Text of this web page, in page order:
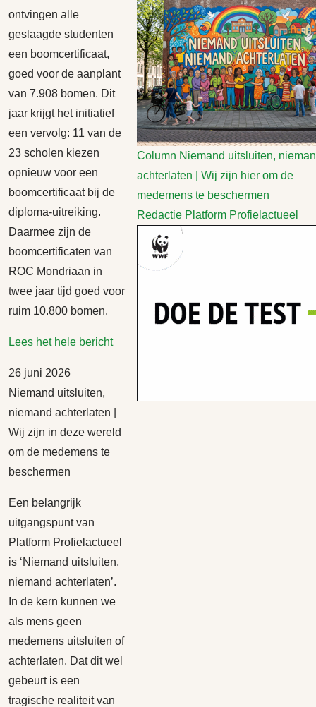
ontvingen alle
geslaagde studenten
een boomcertificaat,
goed voor de aanplant
van 7.908 bomen. Dit
jaar krijgt het initiatief
een vervolg: 11 van de
23 scholen kiezen
opnieuw voor een
boomcertificaat bij de
diploma-uitreiking.
Daarmee zijn de
boomcertificaten van
ROC Mondriaan in
twee jaar tijd goed voor
ruim 10.800 bomen.
Lees het hele bericht
26 juni 2026
Niemand uitsluiten,
niemand achterlaten |
Wij zijn in deze wereld
om de medemens te
beschermen
Een belangrijk
uitgangspunt van
Platform Profielactueel
is ‘Niemand uitsluiten,
niemand achterlaten’.
In de kern kunnen we
als mens geen
medemens uitsluiten of
achterlaten. Dat dit wel
gebeurt is een
tragische realiteit van
Column Niemand uitsluiten,
achterlaten | Wij zijn hier om de
medemens te beschermen
Redactie Platform Profielactueel